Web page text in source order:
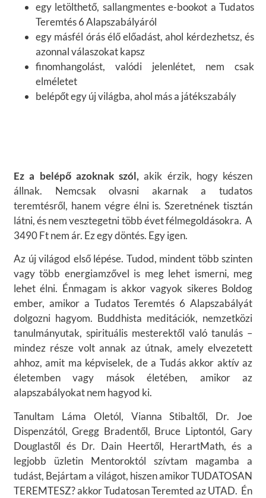
egy letölthető, sallangmentes e-bookot a Tudatos
Teremtés 6 Alapszabályáról
egy másfél órás élő előadást, ahol kérdezhetsz, és
azonnal válaszokat kapsz
finomhangolást, valódi jelenlétet, nem csak
elméletet
belépőt egy új világba, ahol más a játékszabály
Ez a belépő azoknak szól, akik érzik, hogy készen
állnak. Nemcsak olvasni akarnak a tudatos
teremtésről, hanem végre élni is. Szeretnének tisztán
látni, és nem vesztegetni több évet félmegoldásokra. A
3490 Ft nem ár. Ez egy döntés. Egy igen.
Az új világod első lépése. Tudod, mindent több szinten
vagy több energiamzővel is meg lehet ismerni, meg
lehet élni. Énmagam is akkor vagyok sikeres Boldog
ember, amikor a Tudatos Teremtés 6 Alapszabályát
dolgozni hagyom. Buddhista meditációk, nemzetközi
tanulmányutak, spirituális mesterektől való tanulás –
mindez része volt annak az útnak, amely elvezetett
ahhoz, amit ma képviselek, de a Tudás akkor aktív az
életemben vagy mások életében, amikor az
alapszabályokat nem hagyod ki.
Tanultam Láma Oletól, Vianna Stibaltől, Dr. Joe
Dispenzától, Gregg Bradentől, Bruce Liptontól, Gary
Douglastől és Dr. Dain Heertől, HerartMath, és a
legjobb üzletin Mentoroktól szívtam magamba a
tudást, Bejártam a világot, hiszen amikor TUDATOSAN
TEREMTESZ? akkor Tudatosan Teremted az UTAD. Én